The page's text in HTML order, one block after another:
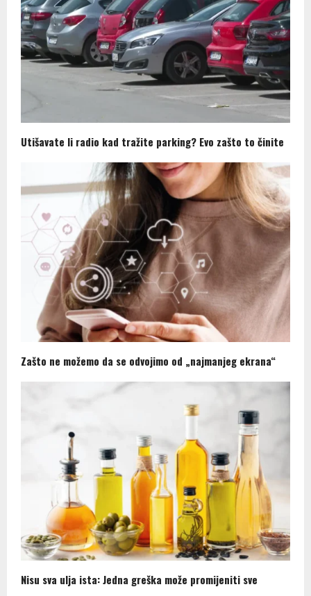
Utišavate li radio kad tražite parking? Evo zašto to činite
Zašto ne možemo da se odvojimo od „najmanjeg ekrana“
Nisu sva ulja ista: Jedna greška može promijeniti sve